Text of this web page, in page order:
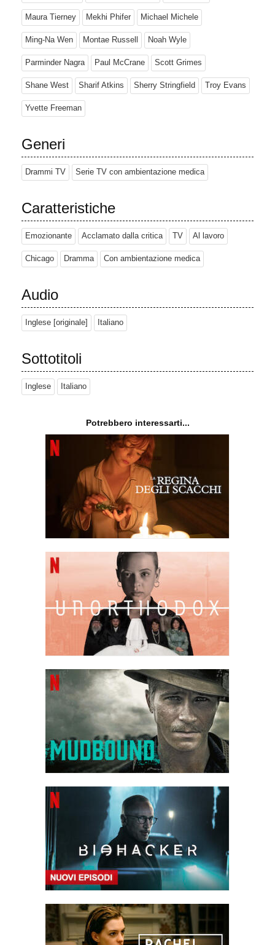
Maura Tierney Mekhi Phifer Michael Michele
Ming-Na Wen Montae Russell Noah Wyle
Parminder Nagra Paul McCrane Scott Grimes
Shane West Sharif Atkins Sherry Stringfield Troy Evans
Yvette Freeman
Generi
Drammi TV Serie TV con ambientazione medica
Caratteristiche
Emozionante Acclamato dalla critica TV Al lavoro
Chicago Dramma Con ambientazione medica
Audio
Inglese [originale] Italiano
Sottotitoli
Inglese Italiano
Potrebbero interessarti...